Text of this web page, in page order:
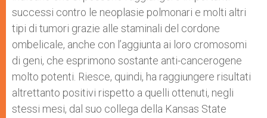
successi contro le neoplasie polmonari e molti altri
tipi di tumori grazie alle staminali del cordone
ombelicale, anche con l’aggiunta ai loro cromosomi
di geni, che esprimono sostante anti-cancerogene
molto potenti. Riesce, quindi, ha raggiungere risultati
altrettanto positivi rispetto a quelli ottenuti, negli
stessi mesi, dal suo collega della Kansas State